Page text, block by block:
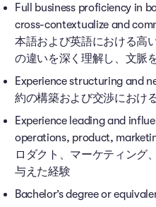
Full business proficiency in
cross-contextualize and
本語および英語における高
の違いを深く理解し、文脈
Experience structuring and
約の構築および交渉におけ
Experience leading and
operations, product,
ロダクト、マーケティング
与えた経験
Bachelor’s degree or